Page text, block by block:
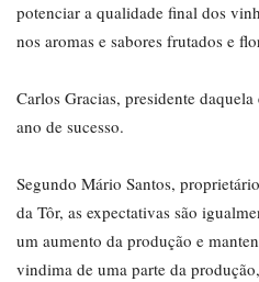
potenciar a qualidade final dos
nos aromas e sabores frutados e
Carlos Gracias, presidente
ano de sucesso.
Segundo Mário Santos,
da Tôr, as expectativas são
um aumento da produção e
vindima de uma parte da